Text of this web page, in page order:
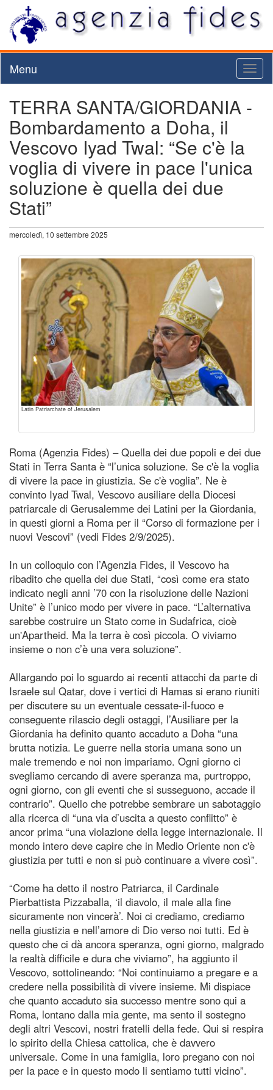
Menu
TERRA SANTA/GIORDANIA -
Bombardamento a Doha, il
Vescovo Iyad Twal: “Se c'è la
voglia di vivere in pace l'unica
soluzione è quella dei due
Stati”
mercoledì, 10 settembre 2025
Latin Patriarchate of Jerusalem
Roma (Agenzia Fides) – Quella dei due popoli e dei due
Stati in Terra Santa è “l’unica soluzione. Se c'è la voglia
di vivere la pace in giustizia. Se c'è voglia”. Ne è
convinto Iyad Twal, Vescovo ausiliare della Diocesi
patriarcale di Gerusalemme dei Latini per la Giordania,
in questi giorni a Roma per il “Corso di formazione per i
nuovi Vescovi” (vedi Fides 2/9/2025).
In un colloquio con l’Agenzia Fides, il Vescovo ha
ribadito che quella dei due Stati, “così come era stato
indicato negli anni ’70 con la risoluzione delle Nazioni
Unite” è l’unico modo per vivere in pace. “L’alternativa
sarebbe costruire un Stato come in Sudafrica, cioè
un'Apartheid. Ma la terra è così piccola. O viviamo
insieme o non c’è una vera soluzione”.
Allargando poi lo sguardo ai recenti attacchi da parte di
Israele sul Qatar, dove i vertici di Hamas si erano riuniti
per discutere su un eventuale cessate-il-fuoco e
conseguente rilascio degli ostaggi, l’Ausiliare per la
Giordania ha definito quanto accaduto a Doha “una
brutta notizia. Le guerre nella storia umana sono un
male tremendo e noi non impariamo. Ogni giorno ci
svegliamo cercando di avere speranza ma, purtroppo,
ogni giorno, con gli eventi che si susseguono, accade il
contrario”. Quello che potrebbe sembrare un sabotaggio
alla ricerca di “una via d’uscita a questo conflitto” è
ancor prima “una violazione della legge internazionale. Il
mondo intero deve capire che in Medio Oriente non c'è
giustizia per tutti e non si può continuare a vivere così”.
“Come ha detto il nostro Patriarca, il Cardinale
Pierbattista Pizzaballa, ‘il diavolo, il male alla fine
sicuramente non vincerà’. Noi ci crediamo, crediamo
nella giustizia e nell’amore di Dio verso noi tutti. Ed è
questo che ci dà ancora speranza, ogni giorno, malgrado
la realtà difficile e dura che viviamo”, ha aggiunto il
Vescovo, sottolineando: “Noi continuiamo a pregare e a
credere nella possibilità di vivere insieme. Mi dispiace
che quanto accaduto sia successo mentre sono qui a
Roma, lontano dalla mia gente, ma sento il sostegno
degli altri Vescovi, nostri fratelli della fede. Qui si respira
lo spirito della Chiesa cattolica, che è davvero
universale. Come in una famiglia, loro pregano con noi
per la pace e in questo modo li sentiamo tutti vicino”.